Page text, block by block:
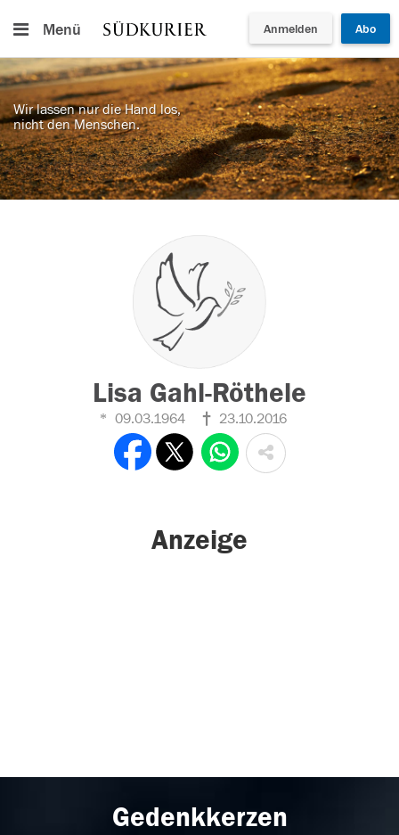
Menü Anmelden Abo
Wir lassen nur die Hand los,
nicht den Menschen.
Lisa Gahl-Röthele
09.03.1964 23.10.2016
Anzeige
Gedenkkerzen